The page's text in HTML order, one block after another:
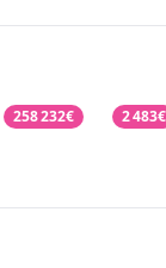
258 232€ 2 483€